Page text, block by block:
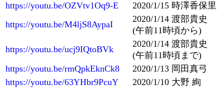
https://youtu.be/OZVtv1Oq9-E
2020/1/15 時澤香保里
https://youtu.be/M4ljS8AypaI
2020/1/14 渡部貴史
(午前11時頃から)
https://youtu.be/ucj9IQtoBVk
2020/1/14 渡部貴史
(午前11時頃まで)
https://youtu.be/rmQpkEknCk8
2020/1/13 岡田真弓
https://youtu.be/63YHbr9PcuY
2020/1/10 大野 絢